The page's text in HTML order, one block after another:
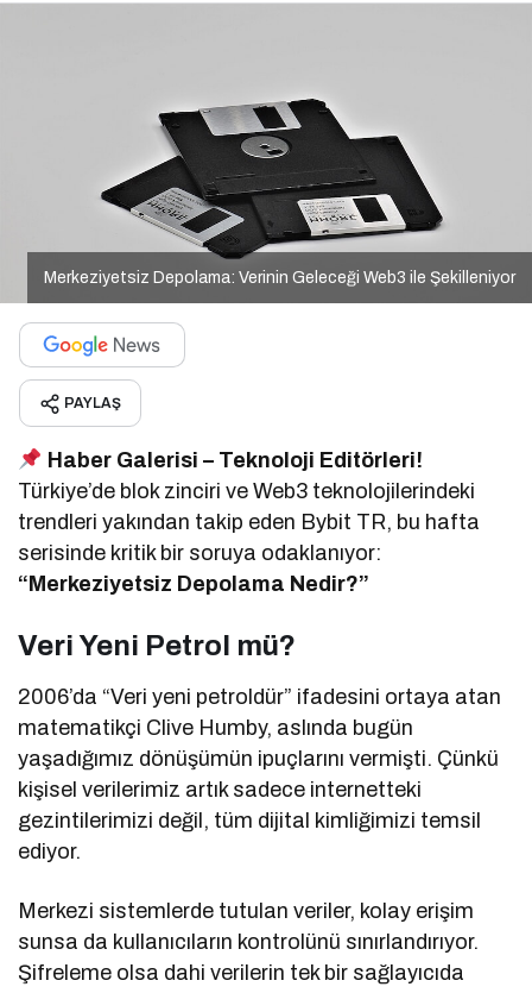
Merkeziyetsiz Depolama: Verinin Geleceği Web3 ile Şekilleniyor
PAYLAŞ
Haber Galerisi – Teknoloji Editörleri!
Türkiye’de blok zinciri ve Web3 teknolojilerindeki
trendleri yakından takip eden Bybit TR, bu hafta
serisinde kritik bir soruya odaklanıyor:
“Merkeziyetsiz Depolama Nedir?”
Veri Yeni Petrol mü?
2006’da “Veri yeni petroldür” ifadesini ortaya atan
matematikçi Clive Humby, aslında bugün
yaşadığımız dönüşümün ipuçlarını vermişti. Çünkü
kişisel verilerimiz artık sadece internetteki
gezintilerimizi değil, tüm dijital kimliğimizi temsil
ediyor.
Merkezi sistemlerde tutulan veriler, kolay erişim
sunsa da kullanıcıların kontrolünü sınırlandırıyor.
Şifreleme olsa dahi verilerin tek bir sağlayıcıda